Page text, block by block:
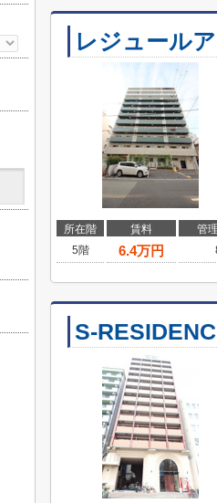
レジュール
所在階 賃料
管
5階
6.4万円
S-